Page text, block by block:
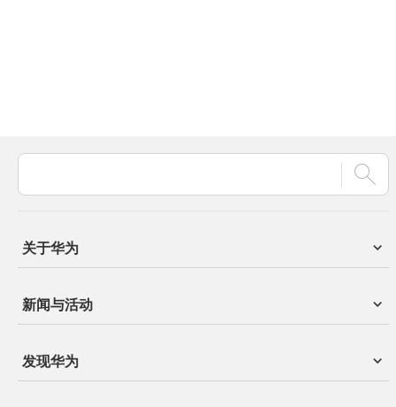
关于华为
新闻与活动
发现华为